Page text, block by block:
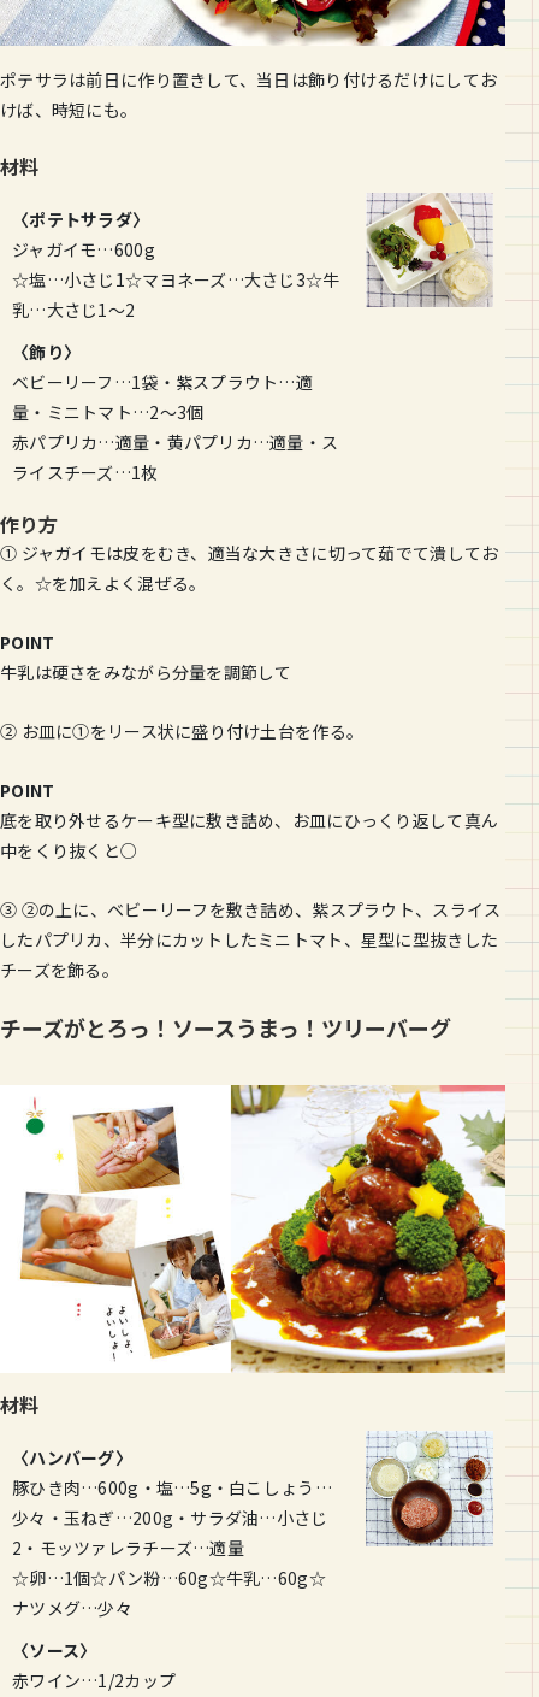
ポテサラは前日に作り置きして、当日は飾り付けるだけにしてお
けば、時短にも。
材料
〈ポテトサラダ〉
ジャガイモ…600g
☆塩…小さじ1☆マヨネーズ…大さじ3☆牛
乳…大さじ1〜2
〈飾り〉
ベビーリーフ…1袋・紫スプラウト…適
量・ミニトマト…2〜3個
赤パプリカ…適量・黄パプリカ…適量・ス
ライスチーズ…1枚
作り方
① ジャガイモは皮をむき、適当な大きさに切って茹でて潰してお
く。☆を加えよく混ぜる。
POINT
牛乳は硬さをみながら分量を調節して
② お皿に①をリース状に盛り付け土台を作る。
POINT
底を取り外せるケーキ型に敷き詰め、お皿にひっくり返して真ん
中をくり抜くと○
③ ②の上に、ベビーリーフを敷き詰め、紫スプラウト、スライス
したパプリカ、半分にカットしたミニトマト、星型に型抜きした
チーズを飾る。
チーズがとろっ！ソースうまっ！ツリーバーグ
材料
〈ハンバーグ〉
豚ひき肉…600g・塩…5g・白こしょう…
少々・玉ねぎ…200g・サラダ油…小さじ
2・モッツァレラチーズ…適量
☆卵…1個☆パン粉…60g☆牛乳…60g☆
ナツメグ…少々
〈ソース〉
赤ワイン…1/2カップ